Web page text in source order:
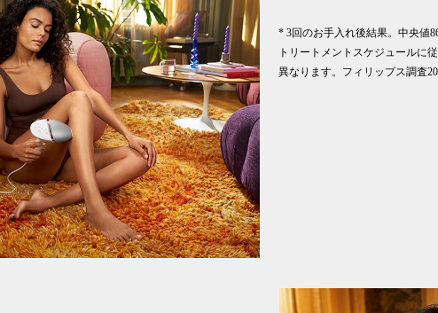
* 3回のお手入れ後結果。中央値
トリートメントスケジュールに
異なります。フィリップス調査